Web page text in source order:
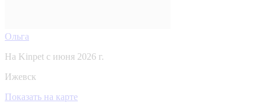
Ольга
На Kinpet c июня 2026 г.
Ижевск
Показать на карте